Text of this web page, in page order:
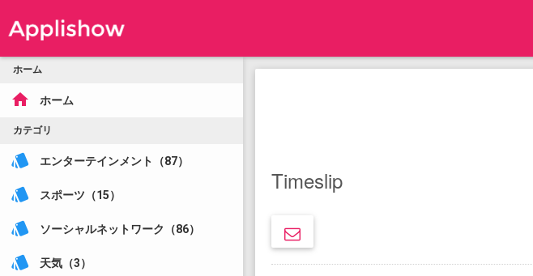
ホーム
home ホーム
カテゴリ
style エンターテインメント（87）
style スポーツ（15）
style ソーシャルネットワーク（86）
style 天気（3）
Timeslip